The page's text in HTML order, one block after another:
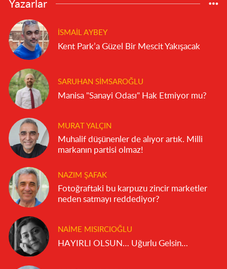
Yazarlar
İSMAIL AYBEY
Kent Park’a Güzel Bir Mescit Yakışacak
SARUHAN SIMSAROĞLU
Manisa "Sanayi Odası" Hak Etmiyor mu?
MURAT YALÇIN
Muhalif düşünenler de alıyor artık. Milli
markanın partisi olmaz!
NAZIM ŞAFAK
Fotoğraftaki bu karpuzu zincir marketler
neden satmayı reddediyor?
NAIME MISIRCIOĞLU
HAYIRLI OLSUN… Uğurlu Gelsin…